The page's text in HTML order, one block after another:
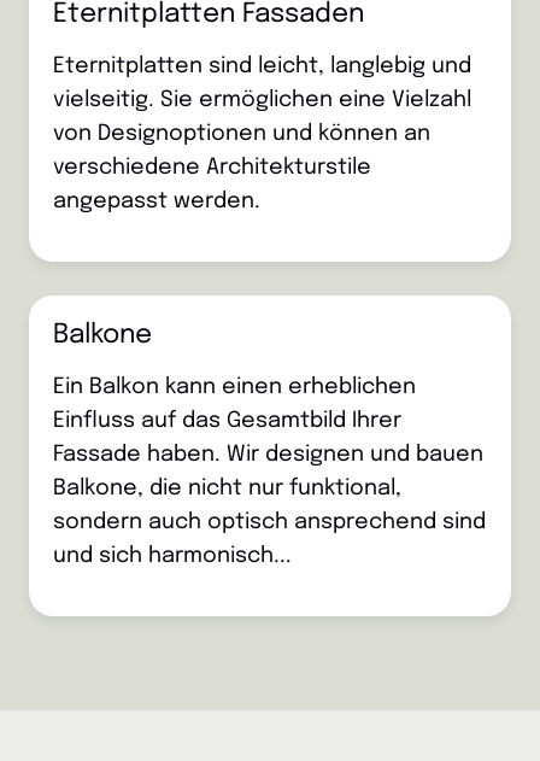
Eternitplatten Fassaden
Eternitplatten sind leicht, langlebig und
vielseitig. Sie ermöglichen eine Vielzahl
von Designoptionen und können an
verschiedene Architekturstile
angepasst werden.
Balkone
Ein Balkon kann einen erheblichen
Einfluss auf das Gesamtbild Ihrer
Fassade haben. Wir designen und bauen
Balkone, die nicht nur funktional,
sondern auch optisch ansprechend sind
und sich harmonisch...